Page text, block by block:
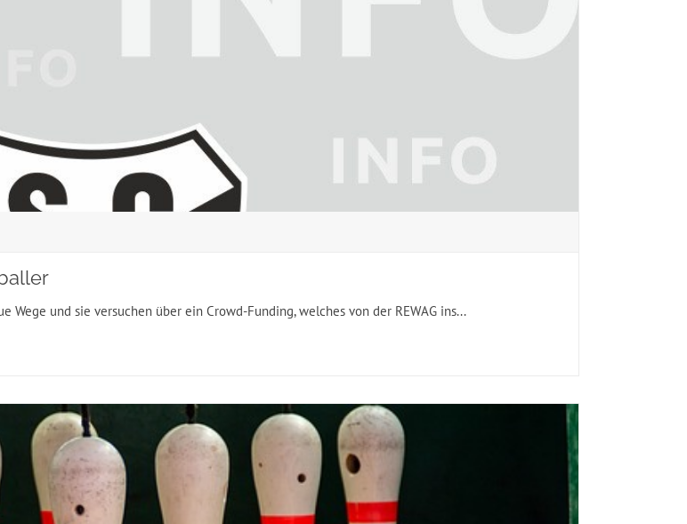
und sie versuchen über ein Crowd-Funding, welches von der REWAG ins...